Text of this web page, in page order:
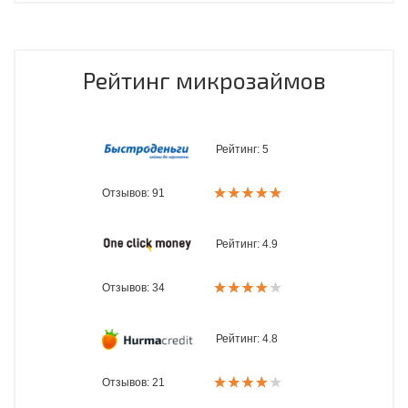
Рейтинг микрозаймов
Рейтинг: 5
Отзывов: 91
Рейтинг: 4.9
Отзывов: 34
Рейтинг: 4.8
Отзывов: 21